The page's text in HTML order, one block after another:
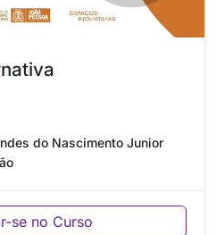
do Nascimento Junior
se no Curso